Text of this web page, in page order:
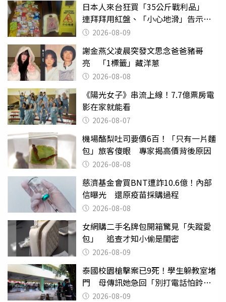
日本人來台狂買「35公斤戰利品」
連拜拜用紅盤、「小心地滑」告示牌
也帶回家
2026-08-09
謝金燕父凌晨突發文思念爸爸豬哥
亮 「1標籤」藏洋蔥
2026-08-08
《陽光女子》串流上線！7.7億票房電
影在家就能看
2026-08-07
機場酪梨吐司要價6百！「只有一片麵
包」旅客傻眼 專家揭高價背後原因
2026-08-08
慈濟基金會買BNT遭詐10.6億！內部
信曝光 還原疫苗採購過程
2026-08-08
女網購二手名牌包開箱驚見「失蹤愛
包」 追查才知小偷是閨密
2026-08-09
泰國校園槍擊案已9死！學生躲教室堵
門 母傳訊她急回「別打電話怕鈴
響」2026-08-09